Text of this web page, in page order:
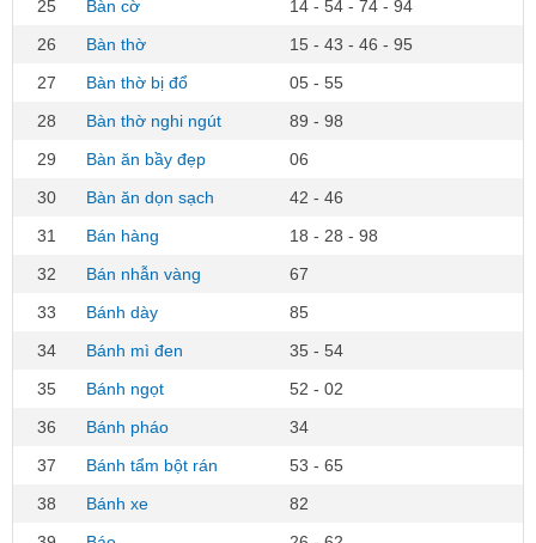
25
Bàn cờ
14 - 54 - 74 - 94
26
Bàn thờ
15 - 43 - 46 - 95
27
Bàn thờ bị đổ
05 - 55
28
Bàn thờ nghi ngút
89 - 98
29
Bàn ăn bầy đẹp
06
30
Bàn ăn dọn sạch
42 - 46
31
Bán hàng
18 - 28 - 98
32
Bán nhẫn vàng
67
33
Bánh dày
85
34
Bánh mì đen
35 - 54
35
Bánh ngọt
52 - 02
36
Bánh pháo
34
37
Bánh tẩm bột rán
53 - 65
38
Bánh xe
82